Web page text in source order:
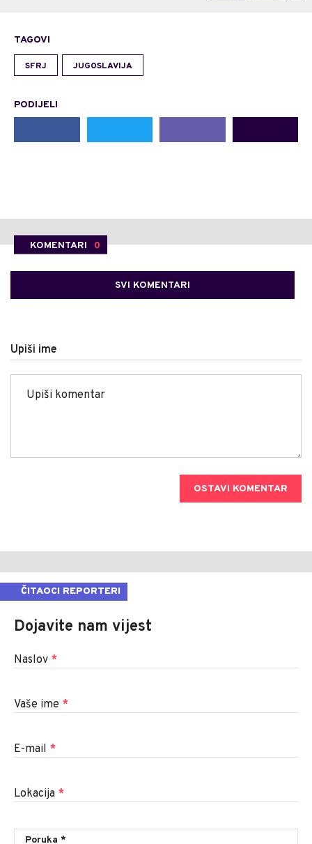
TAGOVI
SFRJ JUGOSLAVIJA
PODIJELI
KOMENTARI 0
SVI KOMENTARI
Upiši ime
OSTAVI KOMENTAR
ČITAOCI REPORTERI
Dojavite nam vijest
Naslov *
Vaše ime *
E-mail *
Lokacija *